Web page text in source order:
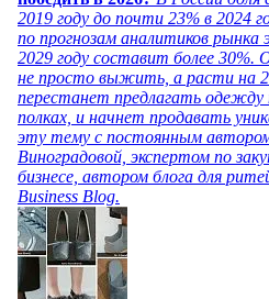
2019 году до почти 23% в 2024
по прогнозам аналитиков рынка
2029 году составит более
не просто выжить, а расти на
перестанет предлагать одежду
полках, и начнет продавать
эту тему с постоянным
Виноградовой, экспертом по
бизнесе, автором блога для
Business Blog.